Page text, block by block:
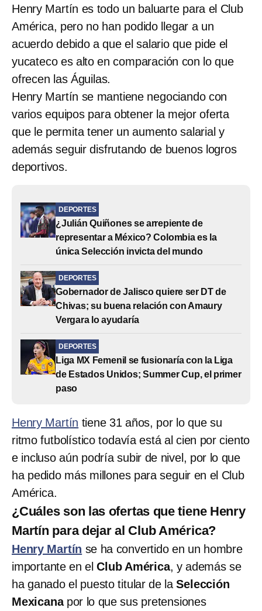
Henry Martín es todo un baluarte para el Club
América, pero no han podido llegar a un
acuerdo debido a que el salario que pide el
yucateco es alto en comparación con lo que
ofrecen las Águilas.
Henry Martín se mantiene negociando con
varios equipos para obtener la mejor oferta
que le permita tener un aumento salarial y
además seguir disfrutando de buenos logros
deportivos.
DEPORTES
¿Julián Quiñones se arrepiente de
representar a México? Colombia es la
única Selección invicta del mundo
DEPORTES
Gobernador de Jalisco quiere ser DT de
Chivas; su buena relación con Amaury
Vergara lo ayudaría
DEPORTES
Liga MX Femenil se fusionaría con la Liga
de Estados Unidos; Summer Cup, el primer
paso
Henry Martín tiene 31 años, por lo que su
ritmo futbolístico todavía está al cien por ciento
e incluso aún podría subir de nivel, por lo que
ha pedido más millones para seguir en el Club
América.
¿Cuáles son las ofertas que tiene Henry
Martín para dejar al Club América?
Henry Martín se ha convertido en un hombre
importante en elClub América, y además se
ha ganado el puesto titular de laSelección
Mexicanapor lo que sus pretensiones